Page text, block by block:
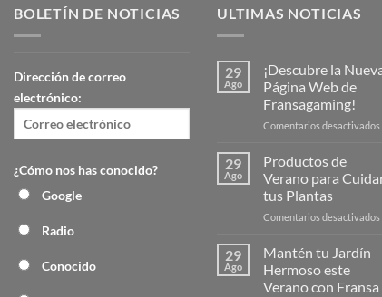
BOLETÍN DE NOTICIAS
Dirección de correo
electrónico:
¿Cómo nos has conocido?
Google
Radio
Conocido
ULTIMAS NOTICIAS
29
Ago
¡Descubre la
Página Web de
Fransagaming!
Comentarios desactivados
29
Ago
Productos de
Verano para
tus Plantas
Comentarios desactivados
29
Ago
Mantén tu Jardín
Hermoso este
Verano con Fransa